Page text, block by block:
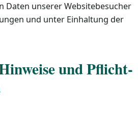
Daten unserer Websitebesucher
und unter Einhaltung der
und Pflicht­